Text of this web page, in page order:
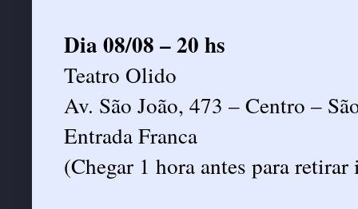
Dia 08/08 – 20 hs
Teatro Olido
Av. São João, 473 – Centro –
Entrada Franca
(Chegar 1 hora antes para retirar